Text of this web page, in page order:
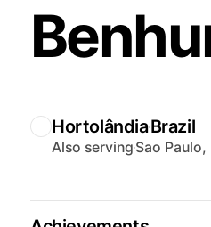
HortolândiaBrazil
Also serving Sao Paulo,